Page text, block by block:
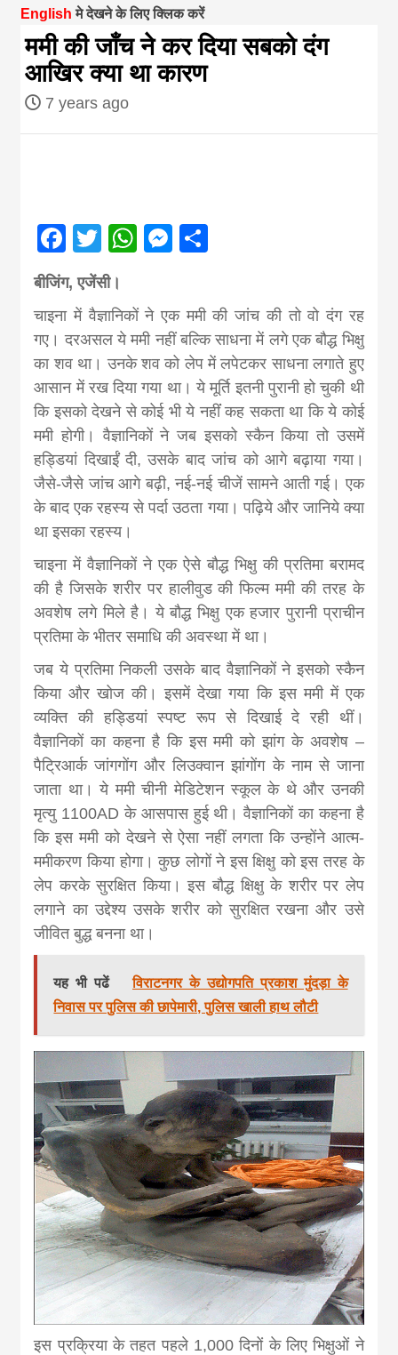
magazine of
Nepal brings
from
news,
khabar
English मे देखने के लिए क्लिक करें
ममी की जाँच ने कर दिया सबकाे दंग
आखिर क्या था कारण
7 years ago
Facebook
Twitter
WhatsApp
Messenger
बीजिंग, एजेंसी।
चाइना में वैज्ञानिकों ने एक ममी की जांच की तो वो दंग रह
गए। दरअसल ये ममी नहीं बल्कि साधना में लगे एक बौद्ध भिक्षु
का शव था। उनके शव को लेप में लपेटकर साधना लगाते हुए
आसान में रख दिया गया था। ये मूर्ति इतनी पुरानी हो चुकी थी
कि इसको देखने से कोई भी ये नहींं कह सकता था कि ये कोई
ममी होगी। वैज्ञानिकों ने जब इसको स्कैन किया तो उसमें
हड्डियां दिखाईंं दी, उसके बाद जांच को आगे बढ़ाया गया।
जैसे-जैसे जांच आगे बढ़ी, नई-नई चीजें सामने आती गई। एक
के बाद एक रहस्य से पर्दा उठता गया। पढ़िये और जानिये क्या
था इसका रहस्य।
चाइना में वैज्ञानिकों ने एक ऐसे बौद्ध भिक्षु की प्रतिमा बरामद
की है जिसके शरीर पर हालीवुड की फिल्म ममी की तरह के
अवशेष लगे मिले है। ये बौद्ध भिक्षु एक हजार पुरानी प्राचीन
प्रतिमा के भीतर समाधि की अवस्था में था।
जब ये प्रतिमा निकली उसके बाद वैज्ञानिकों ने इसको स्कैन
किया और खोज की। इसमें देखा गया कि इस ममी में एक
व्यक्ति की हड्डियां स्पष्ट रूप से दिखाई दे रही थीं।
वैज्ञानिकों का कहना है कि इस ममी को झांग के अवशेष –
पैट्रिआर्क जांगगोंग और लिउक्वान झांगोंग के नाम से जाना
जाता था। ये ममी चीनी मेडिटेशन स्कूल के थे और उनकी
मृत्यु 1100AD के आसपास हुई थी। वैज्ञानिकों का कहना है
कि इस ममी को देखने से ऐसा नहीं लगता कि उन्होंने आत्म-
ममीकरण किया होगा। कुछ लोगों ने इस क्षिक्षु को इस तरह के
लेप करके सुरक्षित किया। इस बौद्ध क्षिक्षु के शरीर पर लेप
लगाने का उद्देश्य उसके शरीर को सुरक्षित रखना और उसे
जीवित बुद्ध बनना था।
यह भी पढें
विराटनगर के उद्योगपति प्रकाश मुंदड़ा के
निवास पर पुलिस की छापेमारी, पुलिस खाली हाथ लौटी
इस प्रक्रिया के तहत पहले 1,000 दिनों के लिए भिक्षुओं ने